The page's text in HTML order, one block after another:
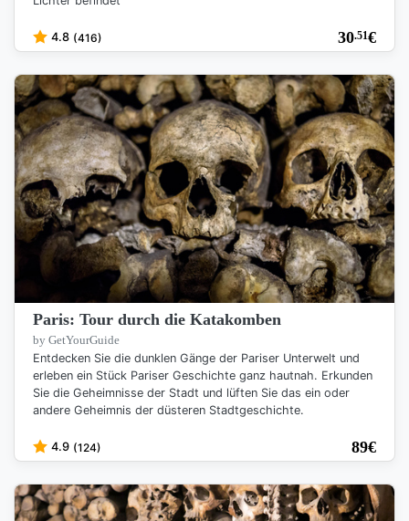
4.8 (416) 30.51€
Paris: Tour durch die Katakomben
by GetYourGuide
Entdecken Sie die dunklen Gänge der Pariser Unterwelt und
erleben ein Stück Pariser Geschichte ganz hautnah. Erkunden
Sie die Geheimnisse der Stadt und lüften Sie das ein oder
andere Geheimnis der düsteren Stadtgeschichte.
4.9 (124) 89€